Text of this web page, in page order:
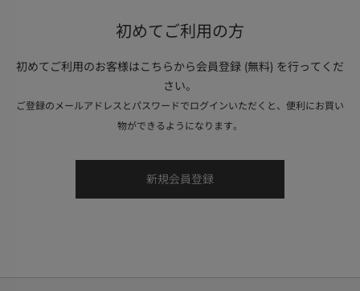
初めてご利用の方
初めてご利用のお客様はこちらから会員登録 (無料) を行ってくだ
さい。
ご登録のメールアドレスとパスワードでログインいただくと、便利にお買い
物ができるようになります。